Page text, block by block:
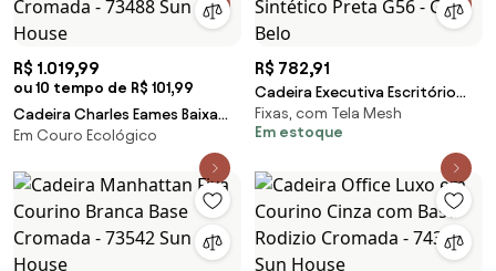
R$ 1.019,99
ou 10 tempo de R$ 101,99
Cadeira Charles Eames Baixa
Branca Base Cromada - 73488
Em Couro Ecológico
R$ 782,91
Cadeira Executiva Escritório
Royal Fixa PU Sintético Preta
G56 - Gran Belo
Fixas, com Tela Mesh
Em estoque